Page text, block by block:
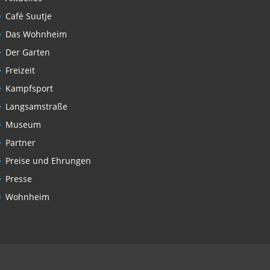
Café Suutje
Das Wohnheim
Der Garten
Freizeit
Kampfsport
Langsamstraße
Museum
Partner
Preise und Ehrungen
Presse
Wohnheim